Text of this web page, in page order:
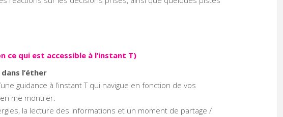
ce qui est accessible à l’instant T)
l’éther
guidance à l’instant T qui navigue en fonction de vos
me montrer.
la lecture des informations et un moment de partage /